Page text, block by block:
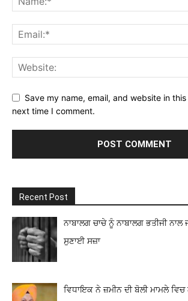
Save my name, email, and website in
next time I comment.
Recent Post
ਨਾਬਾਲਗ ਚਾਚੇ ਨੂੰ ਨਾਬਾਲਗ ਭਤੀਜੀ
ਸੁਣਾਈ ਸਜ਼ਾ
ਵਿਧਾਇਕ ਨੇ ਜ਼ਮੀਨ ਦੀ ਬੋਲੀ ਮਾਮਲੇ